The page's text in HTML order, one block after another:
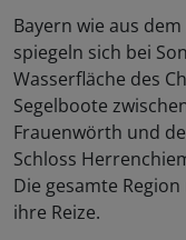
Bayern wie aus
spiegeln sich bei
Wasserfläche des
Segelboote
Frauenwörth und
Schloss
Die gesamte
ihre Reize.